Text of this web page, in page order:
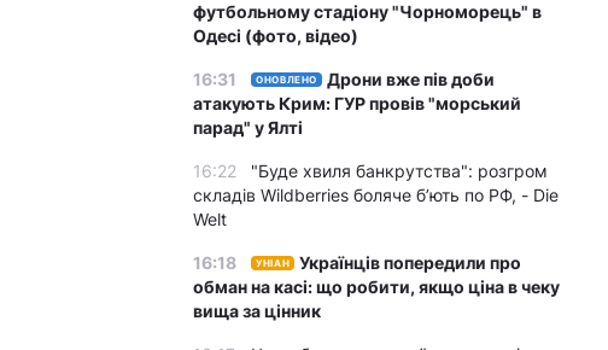
футбольному стадіону "Чорноморець" в
Одесі (фото, відео)
16:31 ОНОВЛЕНО
Дрони вже пів доби
атакують Крим: ГУР провів "морський
парад" у Ялті
16:22
"Буде хвиля банкрутства": розгром
складів Wildberries боляче бʼють по РФ, - Die
Welt
16:18 УНІАН
Українців попередили про
обман на касі: що робити, якщо ціна в чеку
вища за цінник